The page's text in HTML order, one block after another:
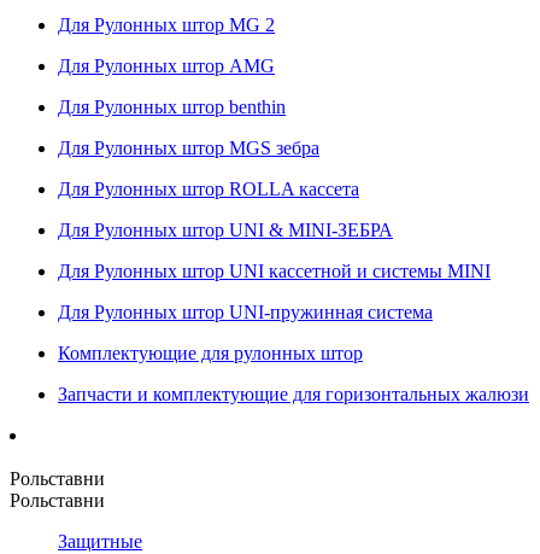
Для Рулонных штор MG 2
Для Рулонных штор AMG
Для Рулонных штор benthin
Для Рулонных штор MGS зебра
Для Рулонных штор ROLLA кассета
Для Рулонных штор UNI & MINI-ЗЕБРА
Для Рулонных штор UNI кассетной и системы MINI
Для Рулонных штор UNI-пружинная система
Комплектующие для рулонных штор
Запчасти и комплектующие для горизонтальных жалюзи
Рольставни
Рольставни
Защитные